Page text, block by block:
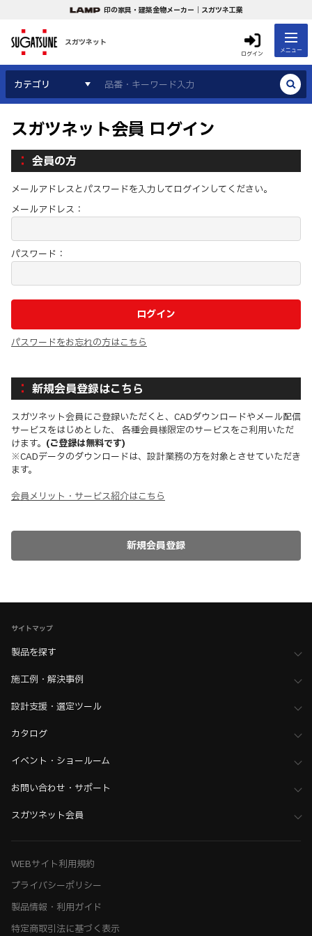
印の家具・建築金物メーカー｜スガツネ工業
スガツネット
ログイン メニュー
カテゴリ
スガツネット会員 ログイン
会員の方
メールアドレスとパスワードを入力してログインしてください。
メールアドレス：
パスワード：
パスワードをお忘れの方はこちら
新規会員登録はこちら
スガツネット会員にご登録いただくと、CADダウンロードやメール配信
サービスをはじめとした、 各種会員様限定のサービスをご利用いただ
けます。 (ご登録は無料です)
※CADデータのダウンロードは、設計業務の方を対象とさせていただき
ます。
会員メリット・サービス紹介はこちら
サイトマップ
製品を探す
施工例・解決事例
設計支援・選定ツール
カタログ
イベント・ショールーム
お問い合わせ・サポート
スガツネット会員
WEBサイト利用規約
プライバシーポリシー
製品情報・利用ガイド
特定商取引法に基づく表示